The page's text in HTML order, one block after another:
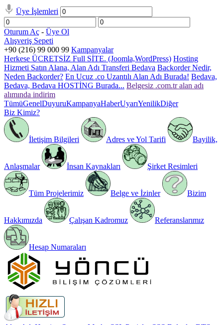
Üye İşlemleri
Oturum Aç - Üye Ol
Alışveriş Sepeti
+90 (216) 99 000 99 Kampanyalar
Herkese ÜCRETSİZ Full SİTE. (Joomla,WordPress) Hosting
Hizmeti Satın Alana, Alan Adı Transferi Bedava Backorder Nedir,
Neden Backorder? En Ucuz .co Uzantılı Alan Adı Burada! Bedava,
Bedava, Bedava HOSTİNG Burada... Belgesiz .com.tr alan adı
alımında indirim
TümüGenelDuyuruKampanyaHaberUyarıYenilikDiğer
Biz Kimiz?
İletişim Bilgileri Adres ve Yol Tarifi Bayilik,
Anlaşmalar İnsan Kaynakları Şirket Resimleri
Tüm Projelerimiz Belge ve İzinler Bizim
Hakkımızda Çalışan Kadromuz Referanslarımız
Hesap Numaraları